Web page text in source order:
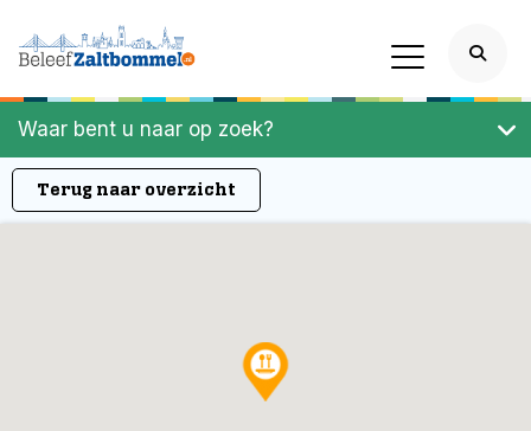
Waar bent u naar op zoek?
Terug naar overzicht